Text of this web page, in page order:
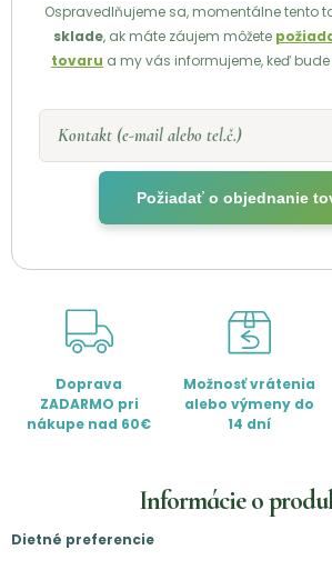
Ospravedlňujeme sa, momentálne tento
sklade, ak máte záujem môžete
tovaru a my vás informujeme, keď
Kontakt (e-mail alebo tel.č.)
Požiadať o objednanie
Doprava
ZADARMO pri
nákupe nad 60€
Možnosť vrátenia
alebo výmeny do
14 dní
Informácie o
Dietné preferencie